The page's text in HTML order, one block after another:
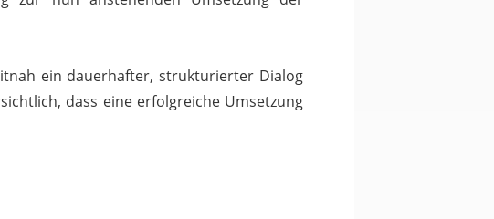
ein dauerhafter, strukturierter Dialog
dass eine erfolgreiche Umsetzung